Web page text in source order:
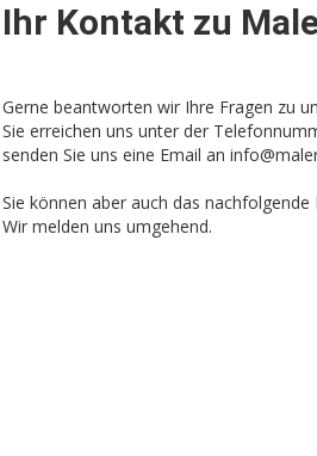
Ihr Kontakt zu
Gerne beantworten wir Ihre Fragen zu
Sie erreichen uns unter der
senden Sie uns eine Email an
Sie können aber auch das
Wir melden uns umgehend.